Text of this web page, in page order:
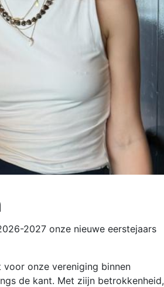
2027 onze nieuwe eerstejaars
voor onze vereniging binnen
de kant. Met ziijn betrokkenheid,